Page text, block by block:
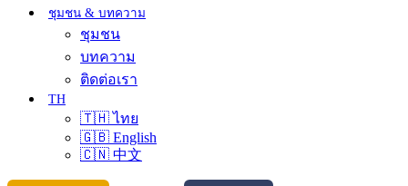
ชุมชน & บทความ
ชุมชน
บทความ
ติดต่อเรา
TH
🇹🇭 ไทย
🇬🇧 English
🇨🇳 中文